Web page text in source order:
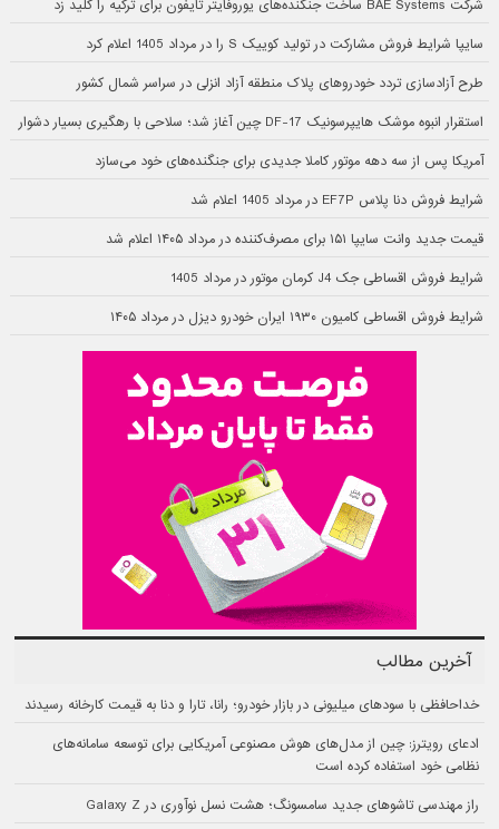
شرکت BAE Systems ساخت جنگنده‌های یوروفایتر تایفون برای ترکیه را کلید زد
سایپا شرایط فروش مشارکت در تولید کوییک S را در مرداد 1405 اعلام کرد
طرح آزادسازی تردد خودروهای پلاک منطقه آزاد انزلی در سراسر شمال کشور
استقرار انبوه موشک هایپرسونیک DF-17 چین آغاز شد؛ سلاحی با رهگیری بسیار دشوار
آمریکا پس از سه دهه موتور کاملا جدیدی برای جنگنده‌های خود می‌سازد
شرایط فروش دنا پلاس EF7P در مرداد 1405 اعلام شد
قیمت جدید وانت سایپا ۱۵۱ برای مصرف‌کننده در مرداد ۱۴۰۵ اعلام شد
شرایط فروش اقساطی جک J4 کرمان موتور در مرداد 1405
شرایط فروش اقساطی کامیون ۱۹۳۰ ایران خودرو دیزل در مرداد ۱۴۰۵
آخرین مطالب
خداحافظی با سودهای میلیونی در بازار خودرو؛ رانا، تارا و دنا به قیمت کارخانه رسیدند
ادعای رویترز: چین از مدل‌های هوش مصنوعی آمریکایی برای توسعه سامانه‌های
نظامی خود استفاده کرده است
راز مهندسی تاشوهای جدید سامسونگ؛ هشت نسل نوآوری در Galaxy Z